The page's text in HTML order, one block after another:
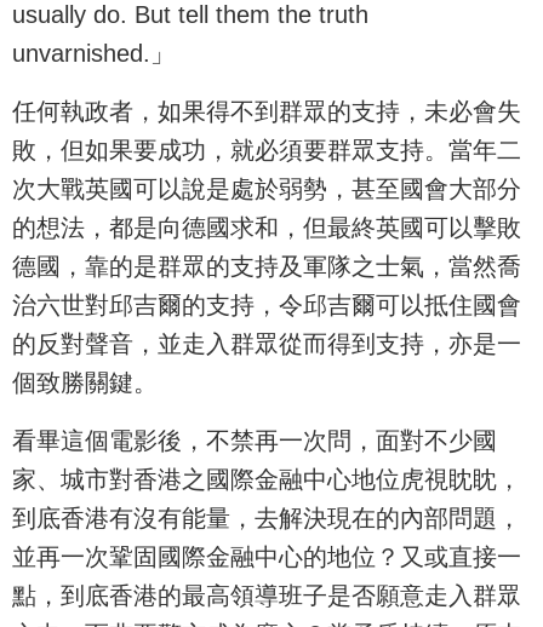
usually do. But tell them the truth
unvarnished.」
任何執政者，如果得不到群眾的支持，未必會失
敗，但如果要成功，就必須要群眾支持。當年二
次大戰英國可以說是處於弱勢，甚至國會大部分
的想法，都是向德國求和，但最終英國可以擊敗
德國，靠的是群眾的支持及軍隊之士氣，當然喬
治六世對邱吉爾的支持，令邱吉爾可以抵住國會
的反對聲音，並走入群眾從而得到支持，亦是一
個致勝關鍵。
看畢這個電影後，不禁再一次問，面對不少國
家、城市對香港之國際金融中心地位虎視眈眈，
到底香港有沒有能量，去解決現在的內部問題，
並再一次鞏固國際金融中心的地位？又或直接一
點，到底香港的最高領導班子是否願意走入群眾